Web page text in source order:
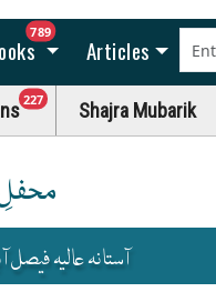
789unread messages
Articles
227unread messages
Shajra Mubarik
آستانہ عالیہ